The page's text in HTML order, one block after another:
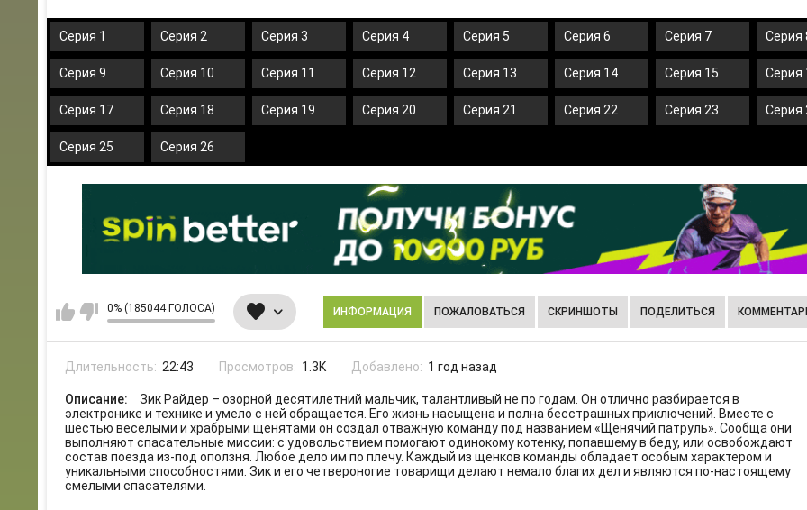
Серия 1 Серия 2 Серия 3 Серия 4 Серия 5 Серия 6 Серия 7 Серия
Серия 9 Серия 10 Серия 11 Серия 12 Серия 13 Серия 14 Серия 15 Серия
Серия 17 Серия 18 Серия 19 Серия 20 Серия 21 Серия 22 Серия 23 Серия
Серия 25 Серия 26
0% (185044 ГОЛОСА) ИНФОРМАЦИЯ ПОЖАЛОВАТЬСЯ СКРИНШОТЫ ПОДЕЛИТЬСЯ
Длительность: 22:43 Просмотров: 1.3K Добавлено: 1 год назад
Описание:
Зик Райдер – озорной десятилетний мальчик, талантливый не по годам. Он отлично разбирается в
электронике и технике и умело с ней обращается. Его жизнь насыщена и полна бесстрашных приключений. Вместе с
шестью веселыми и храбрыми щенятами он создал отважную команду под названием «Щенячий патруль». Сообща они
выполняют спасательные миссии: с удовольствием помогают одинокому котенку, попавшему в беду, или освобождают
состав поезда из-под оползня. Любое дело им по плечу. Каждый из щенков команды обладает особым характером и
уникальными способностями. Зик и его четвероногие товарищи делают немало благих дел и являются по-настоящему
смелыми спасателями.